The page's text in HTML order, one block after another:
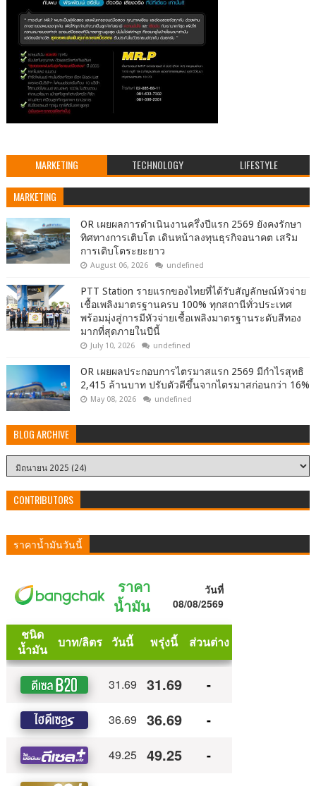
MARKETING TECHNOLOGY LIFESTYLE
MARKETING
OR เผยผลการดำเนินงานครึ่งปีแรก 2569 ยังคงรักษา
ทิศทางการเติบโต เดินหน้าลงทุนธุรกิจอนาคต เสริม
การเติบโตระยะยาว
August 06, 2026 undefined
PTT Station รายแรกของไทยที่ได้รับสัญลักษณ์หัวจ่าย
เชื้อเพลิงมาตรฐานครบ 100% ทุกสถานีทั่วประเทศ
พร้อมมุ่งสู่การมีหัวจ่ายเชื้อเพลิงมาตรฐานระดับสีทอง
มากที่สุดภายในปีนี้
July 10, 2026 undefined
OR เผยผลประกอบการไตรมาสแรก 2569 มีกำไรสุทธิ
2,415 ล้านบาท ปรับตัวดีขึ้นจากไตรมาสก่อนกว่า 16%
May 08, 2026 undefined
BLOG ARCHIVE
CONTRIBUTORS
ราคาน้ำมันวันนี้